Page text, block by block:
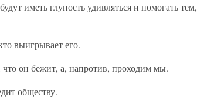
иметь глупость удивляться и помогать тем,
выигрывает его.
он бежит, а, напротив, проходим мы.
обществу.